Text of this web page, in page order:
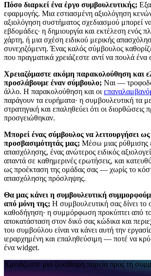
Πόσο διαρκεί ένα έργο συμβουλευτικής;
εφαρμογής. Μια εστιασμένη αξιολόγηση
αξιολόγηση συστήματος σχεδιασμού μπορεί να
εβδομάδες· η δημιουργία και εκτέλεση ενός
χάρτη, ή μια σχέση ειδικού μερικής
συνεχιζόμενη. Ένας καλός σύμβουλος
που πραγματικά χρειάζεστε αντί να πουλά ένα
Χρειαζόμαστε ακόμη παρακολούθηση και
προσλάβουμε έναν σύμβουλο; Ναι —
άλλο. Η παρακολούθηση και οι
παράγουν τα ευρήματα· η συμβουλευτική τα
στρατηγική και επαληθεύει ότι οι διορθώσεις
προσγειώθηκαν.
Μπορεί ένας σύμβουλος να λειτουργήσει
προσβασιμότητάς μας; Μέσω μιας ρύθμισης
απασχόλησης, ένας ανώτερος ειδικός
απαντά σε καθημερινές ερωτήσεις, και
ως προέκταση της ομάδας σας — χωρίς το
απασχόλησης πρόσληψης.
Θα μας κάνει η συμβουλευτική
από μόνη της; Η συμβουλευτική σας δίνει το
καθοδήγηση· η συμμόρφωση προκύπτει από
αποκατάσταση στον δικό σας κώδικα και
του συμβούλου είναι να κάνει αυτή την
ιεραρχημένη και επαληθεύσιμη — ποτέ να
ένα widget.
Χρειάζεστε μια ξεκάθαρη πορεία προς τη